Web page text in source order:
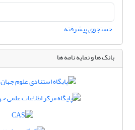
جستجوی پیشرفته
بانک ها و نمایه نامه ها